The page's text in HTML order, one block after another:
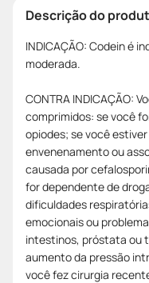
Descrição do
INDICAÇÃO: Codein é
moderada.
CONTRA INDICAÇÃO:
comprimidos: se você
opiodes; se você
envenenamento ou
causada por
for dependente de
dificuldades
emocionais ou
intestinos, próstata ou
aumento da pressão
você fez cirurgia